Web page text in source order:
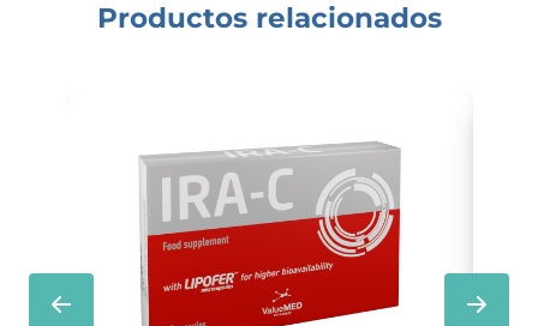
Productos relacionados